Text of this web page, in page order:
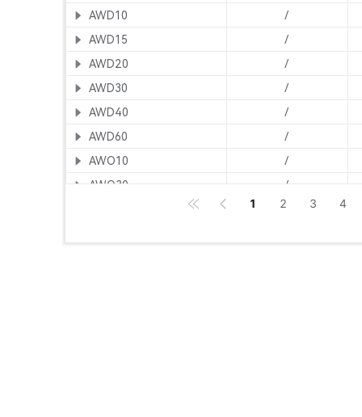
AWD10
/
AWD15
/
AWD20
/
AWD30
/
AWD40
/
AWD60
/
AWO10
/
AWO30
/
/
1 2 3 4